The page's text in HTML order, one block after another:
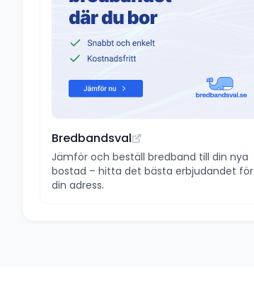
Bredbandsval
Jämför och beställ bredband till din nya
bostad – hitta det bästa erbjudandet för
din adress.